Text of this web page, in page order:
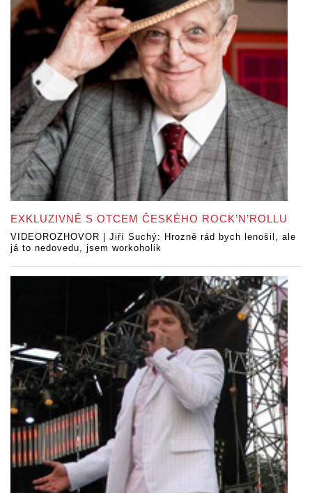
EXKLUZIVNĚ S OTCEM ČESKÉHO ROCK’N’ROLLU
VIDEOROZHOVOR | Jiří Suchý: Hrozně rád bych lenošil, ale
já to nedovedu, jsem workoholik